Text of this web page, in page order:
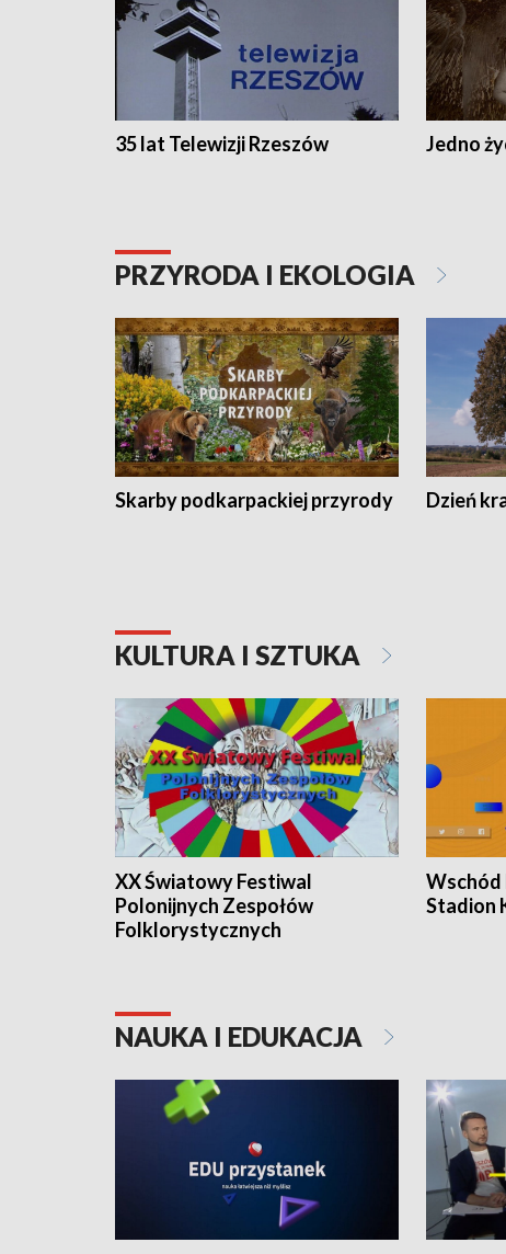
35 lat Telewizji Rzeszów Jedno
PRZYRODA I EKOLOGIA
Skarby podkarpackiej przyrody Dzień
KULTURA I SZTUKA
XX Światowy Festiwal
Polonijnych Zespołów
Folklorystycznych
Wschód
Stadion
NAUKA I EDUKACJA